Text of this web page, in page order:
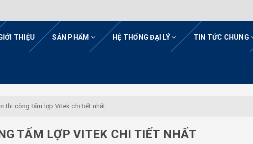
THIỆU SẢN PHẨM HỆ THỐNG ĐẠI LÝ TIN TỨC CHUNG
thi công tấm lợp Vitek chi tiết nhất
TẤM LỢP VITEK CHI TIẾT NHẤT